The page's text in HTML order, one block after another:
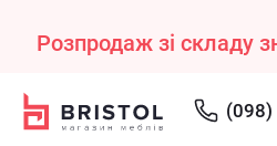
Розпродаж зі складу
(098)